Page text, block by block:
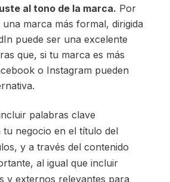
al tono de la marca. Por
una marca más formal, dirigida
puede ser una excelente
que, si tu marca es más
o Instagram pueden
palabras clave
tu negocio en el título del
y a través del contenido
al igual que incluir
y externos relevantes para